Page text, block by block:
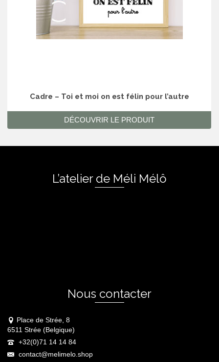
Cadre – Toi et moi on est félin pour l’autre
DÉCOUVRIR LE PRODUIT
L’atelier de Méli Mélô
Nous contacter
Place de Strée, 8
6511 Strée (Belgique)
+32(0)71 14 14 84
contact@melimelo.shop